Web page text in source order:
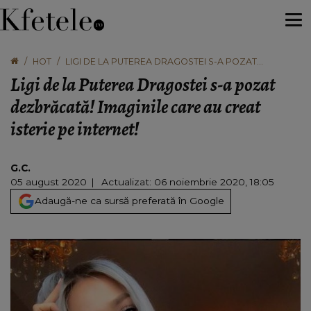
HOT
LIGI DE LA PUTEREA DRAGOSTEI S-A POZAT
INTERNET!
Ligi de la Puterea Dragostei s-a pozat
dezbrăcată! Imaginile care au creat
isterie pe internet!
G.C.
05 august 2020
Actualizat: 06 noiembrie 2020, 18:05
Adaugă-ne ca sursă preferată în Google